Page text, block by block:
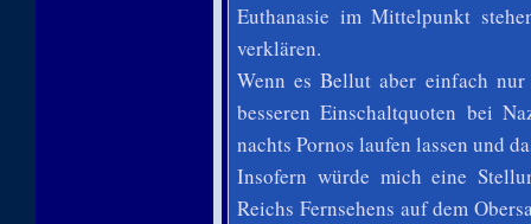
Euthanasie im Mittelpunkt
verklären.
Wenn es Bellut aber einfach
besseren Einschaltquoten bei
nachts Pornos laufen lassen und
Insofern würde mich eine
Reichs Fernsehens auf dem